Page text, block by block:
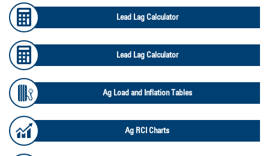
Lead Lag Calculator
Lead Lag Calculator
Ag Load and Inflation Tables
Ag RCI Charts